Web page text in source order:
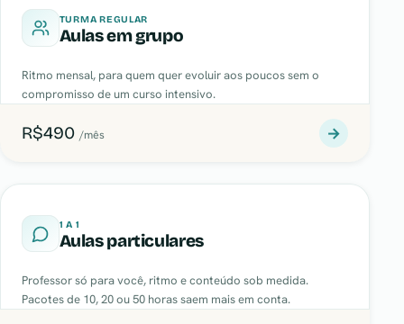
TURMA REGULAR
Aulas em grupo
Ritmo mensal, para quem quer evoluir aos poucos sem o
compromisso de um curso intensivo.
R$490 /mês →
1 A 1
Aulas particulares
Professor só para você, ritmo e conteúdo sob medida.
Pacotes de 10, 20 ou 50 horas saem mais em conta.